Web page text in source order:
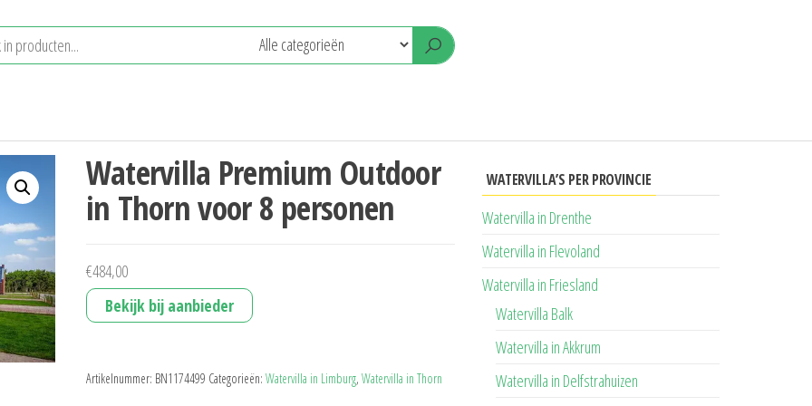
Watervilla Premium Outdoor
in Thorn voor 8 personen
€484,00
Bekijk bij aanbieder
Artikelnummer: BN1174499 Categorieën: Watervilla in Limburg, Watervilla in Thorn
WATERVILLA’S PER PROVINCIE
Watervilla in Drenthe
Watervilla in Flevoland
Watervilla in Friesland
Watervilla Balk
Watervilla in Akkrum
Watervilla in Delfstrahuizen